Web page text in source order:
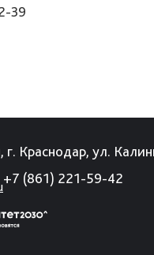
39
г. Краснодар, ул.
+7 (861) 221-59-42